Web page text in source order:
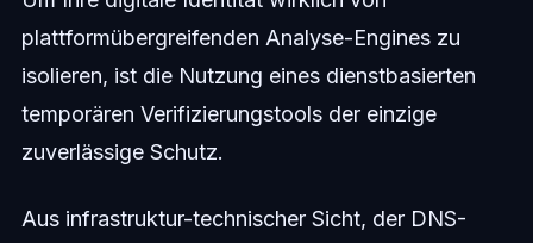
plattformübergreifenden Analyse-Engines zu
isolieren, ist die Nutzung eines dienstbasierten
temporären Verifizierungstools der einzige
zuverlässige Schutz.
Aus infrastruktur-technischer Sicht, der DNS-